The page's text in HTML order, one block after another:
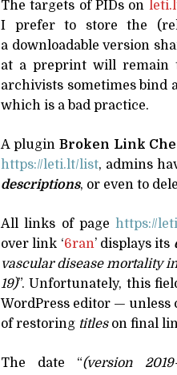
The targets of PIDs on
I prefer to store the
a downloadable version
at a preprint will remain
archivists sometimes bind
which is a bad practice.
A plugin Broken Link
https://​leti​.lt/​l​ist, admins
descriptions, or even to
All links of pagehttps://​
over link ‘6ran’ displays its
vascular disease mortality
19)”. Unfortunately, this
WordPress editor — unless
of restoring titleson final
The date “(version 2019-